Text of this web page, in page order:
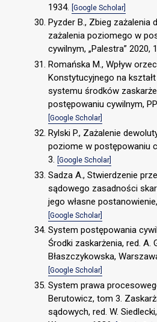
1934. [Google Scholar]
Pyzder B., Zbieg zażalenia
zażalenia poziomego w
cywilnym, „Palestra” 2020,
Romańska M., Wpływ
Konstytucyjnego na
systemu środków
postępowaniu cywilnym,
[Google Scholar]
Rylski P., Zażalenie
poziome w postępowaniu
3. [Google Scholar]
Sadza A., Stwierdzenie
sądowego zasadności
jego własne
[Google Scholar]
System postępowania
Środki zaskarżenia, red. A.
Błaszczykowska,
[Google Scholar]
System prawa
Berutowicz, tom 3.
sądowych, red. W.